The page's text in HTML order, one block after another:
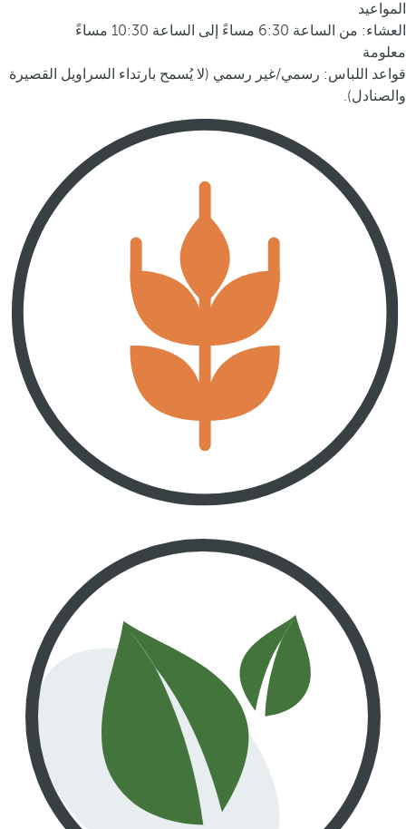
المواعيد
العشاء: من الساعة 6:30 مساءً إلى الساعة 10:30 مساءً
معلومة
قواعد اللباس: رسمي/غير رسمي (لا يُسمح بارتداء السراويل القصيرة
والصنادل).